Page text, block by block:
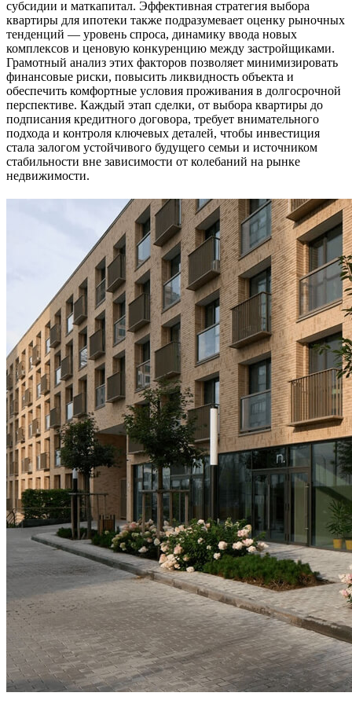
субсидии и маткапитал. Эффективная стратегия выбора
квартиры для ипотеки также подразумевает оценку рыночных
тенденций — уровень спроса, динамику ввода новых
комплексов и ценовую конкуренцию между застройщиками.
Грамотный анализ этих факторов позволяет минимизировать
финансовые риски, повысить ликвидность объекта и
обеспечить комфортные условия проживания в долгосрочной
перспективе. Каждый этап сделки, от выбора квартиры до
подписания кредитного договора, требует внимательного
подхода и контроля ключевых деталей, чтобы инвестиция
стала залогом устойчивого будущего семьи и источником
стабильности вне зависимости от колебаний на рынке
недвижимости.